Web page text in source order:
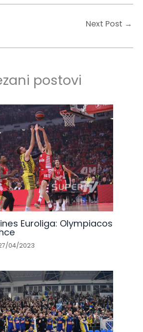
Next Post →
postovi
Euroliga: Olympiacos
04/2023